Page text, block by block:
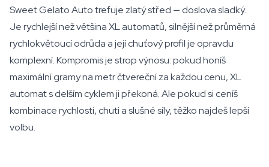
Sweet Gelato Auto trefuje zlatý střed — doslova sladký.
Je rychlejší než většina XL automatů, silnější než průměrná
rychlokvětoucí odrůda a její chuťový profil je opravdu
komplexní. Kompromis je strop výnosu: pokud honíš
maximální gramy na metr čtvereční za každou cenu, XL
automat s delším cyklem ji překoná. Ale pokud si ceníš
kombinace rychlosti, chuti a slušné síly, těžko najdeš lepší
volbu.